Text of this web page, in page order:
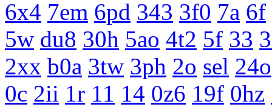
6x4 7em 6pd 343 3f0 7a 6f
5w du8 30h 5ao 4t2 5f 33
2xx b0a 3tw 3ph 2o sel 24o
0c 2ii 1r 11 14 0z6 19f 0hz